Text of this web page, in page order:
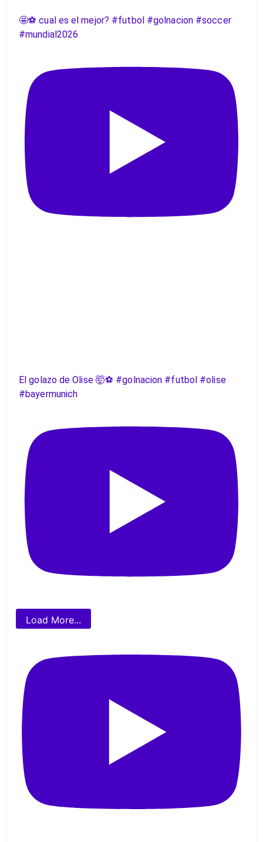
🤩⚽️ cual es el mejor? #futbol #golnacion #soccer
#mundial2026
El golazo de Olise 🤯⚽️ #golnacion #futbol #olise
#bayermunich
Load More...